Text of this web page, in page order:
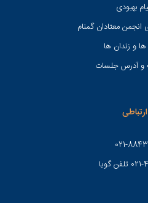
بهبودی
انجمن معتادان گمنام
و زندان ها
و آدرس جلسات